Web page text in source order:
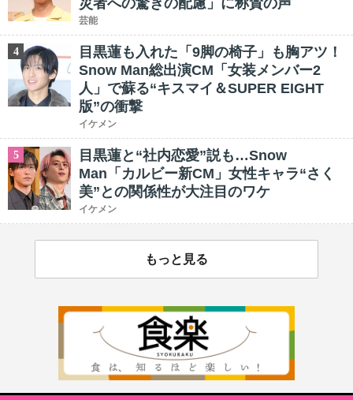
災者への驚きの配慮」に称賛の声
芸能
4
目黒蓮も入れた「9脚の椅子」も胸アツ！
Snow Man総出演CM「女装メンバー2
人」で蘇る“キスマイ＆SUPER EIGHT
版”の衝撃
イケメン
5
目黒蓮と“社内恋愛”説も…Snow
Man「カルビー新CM」女性キャラ“さく
美”との関係性が大注目のワケ
イケメン
もっと見る